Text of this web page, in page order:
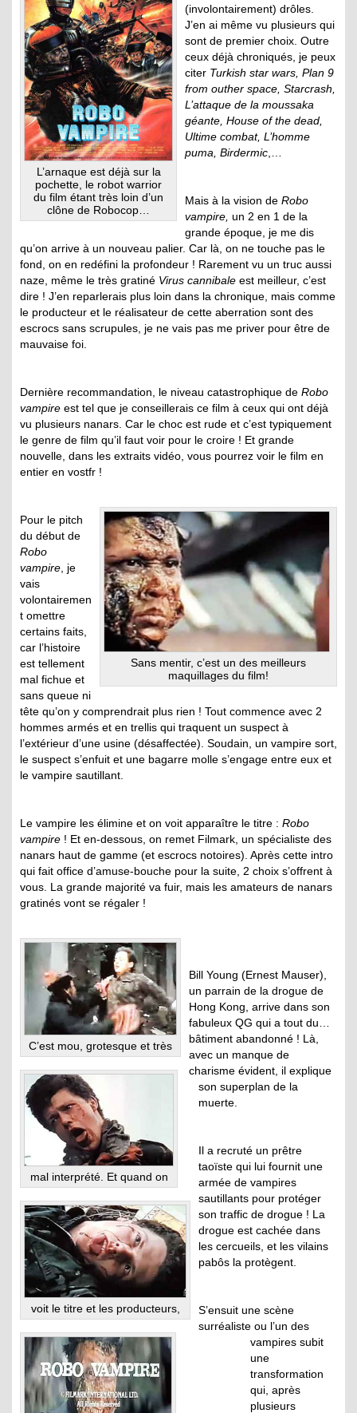
L’arnaque est déjà sur la
pochette, le robot warrior
du film étant très loin d’un
clône de Robocop…
(involontairement) drôles.
J’en ai même vu plusieurs qui
sont de premier choix. Outre
ceux déjà chroniqués, je peux
citer Turkish star wars, Plan 9
from outher space, Starcrash,
L’attaque de la moussaka
géante, House of the dead,
Ultime combat, L’homme
puma, Birdermic
Mais à la vision de Robo
vampire, un 2 en 1 de la
grande époque, je me dis
qu’on arrive à un nouveau palier. Car là, on ne touche pas le
fond, on en redéfini la profondeur ! Rarement vu un truc aussi
naze, même le très gratiné Virus cannibale est meilleur, c’est
dire ! J’en reparlerais plus loin dans la chronique, mais comme
le producteur et le réalisateur de cette aberration sont des
escrocs sans scrupules, je ne vais pas me priver pour être de
mauvaise foi.
Dernière recommandation, le niveau catastrophique de Robo
vampire est tel que je conseillerais ce film à ceux qui ont déjà
vu plusieurs nanars. Car le choc est rude et c’est typiquement
le genre de film qu’il faut voir pour le croire ! Et grande
nouvelle, dans les extraits vidéo, vous pourrez voir le film en
entier en vostfr !
Sans mentir, c’est un des meilleurs
maquillages du film!
Pour le pitch
du début de
Robo
vampire , je
vais
volontairemen
t omettre
certains faits,
car l’histoire
est tellement
mal fichue et
sans queue ni
tête qu’on y comprendrait plus rien ! Tout commence avec 2
hommes armés et en trellis qui traquent un suspect à
l’extérieur d’une usine (désaffectée). Soudain, un vampire sort,
le suspect s’enfuit et une bagarre molle s’engage entre eux et
le vampire sautillant.
Le vampire les élimine et on voit apparaître le titre : Robo
vampire ! Et en-dessous, on remet Filmark, un spécialiste des
nanars haut de gamme (et escrocs notoires). Après cette intro
qui fait office d’amuse-bouche pour la suite, 2 choix s’offrent à
vous. La grande majorité va fuir, mais les amateurs de nanars
gratinés vont se régaler !
C’est mou, grotesque et très
mal interprété. Et quand on
voit le titre et les producteurs,
Bill Young (Ernest Mauser),
un parrain de la drogue de
Hong Kong, arrive dans son
fabuleux QG qui a tout du…
bâtiment abandonné ! Là,
avec un manque de
charisme évident, il explique
son superplan de la
muerte.
Il a recruté un prêtre
taoïste qui lui fournit une
armée de vampires
sautillants pour protéger
son traffic de drogue ! La
drogue est cachée dans
les cercueils, et les vilains
pabôs la protègent.
S’ensuit une scène
surréaliste ou l’un des
vampires subit
une
transformation
qui, après
plusieurs